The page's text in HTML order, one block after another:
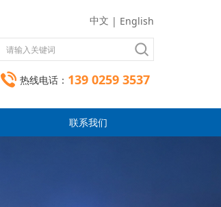
中文 | English
热线电话： 139 0259 3537
联系我们